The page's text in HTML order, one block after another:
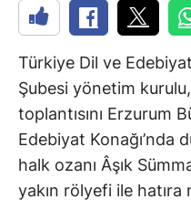
Türkiye Dil ve
Şubesi yönetim
toplantısını Erzurum
Edebiyat Konağı’nda
halk ozanı Âşık
yakın rölyefi ile hatıra